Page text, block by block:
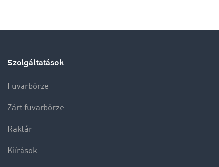
Szolgáltatások
Fuvarbörze
Zárt fuvarbörze
Raktár
Kiírások